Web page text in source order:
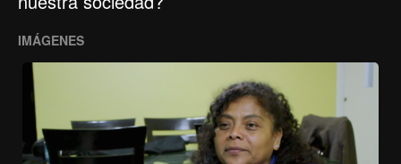
IMÁGENES